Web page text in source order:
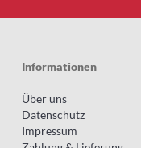
Informationen
Über uns
Datenschutz
Impressum